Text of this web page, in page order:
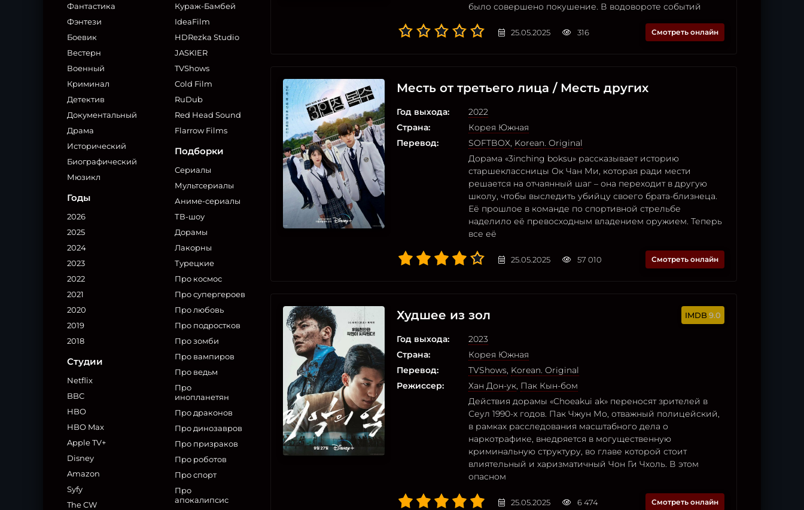
Фантастика
Фэнтези
Боевик
Вестерн
Военный
Криминал
Детектив
Документальный
Драма
Исторический
Биографический
Мюзикл
Годы
2026
2025
2024
2023
2022
2021
2020
2019
2018
Студии
Netflix
BBC
HBO
HBO Max
Apple TV+
Disney
Amazon
Syfy
The CW
Кураж-Бамбей
IdeaFilm
HDRezka Studio
JASKIER
TVShows
Cold Film
RuDub
Red Head Sound
Flarrow Films
Подборки
Сериалы
Мультсериалы
Аниме-сериалы
ТВ-шоу
Дорамы
Лакорны
Турецкие
Про космос
Про супергероев
Про любовь
Про подростков
Про зомби
Про вампиров
Про ведьм
Про
инопланетян
Про драконов
Про динозавров
Про призраков
Про роботов
Про спорт
Про
апокалипсис
было совершено покушение. В водовороте событий
25.05.2025 316 Смотреть онлайн
Месть от третьего лица / Месть других
Год выхода:
2022
Страна:
Корея Южная
Перевод:
SOFTBOX, Korean. Original
Дорама «3inching boksu» рассказывает историю
старшеклассницы Ок Чан Ми, которая ради мести
решается на отчаянный шаг – она переходит в другую
школу, чтобы выследить убийцу своего брата-близнеца.
Её прошлое в команде по спортивной стрельбе
наделило её превосходным владением оружием. Теперь
все её
25.05.2025 57 010 Смотреть онлайн
Худшее из зол 9.0
Год выхода:
2023
Страна:
Корея Южная
Перевод:
TVShows, Korean. Original
Режиссер:
Хан Дон-ук, Пак Кын-бом
Действия дорамы «Choeakui ak» переносят зрителей в
Сеул 1990-х годов. Пак Чжун Мо, отважный полицейский,
в рамках расследования масштабного дела о
наркотрафике, внедряется в могущественную
криминальную структуру, во главе которой стоит
влиятельный и харизматичный Чон Ги Чхоль. В этом
опасном
25.05.2025 6 474 Смотреть онлайн